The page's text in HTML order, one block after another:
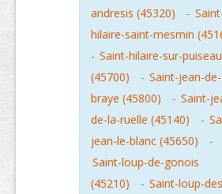
andresis (45320)
-
hilaire-saint-mesmin
- Saint-hilaire-sur-
(45700)
- Saint-jean-de-
braye (45800)
- Saint-
de-la-ruelle (45140)
-
jean-le-blanc (45650)
-
Saint-loup-de-gonois
(45210)
- Saint-loup-